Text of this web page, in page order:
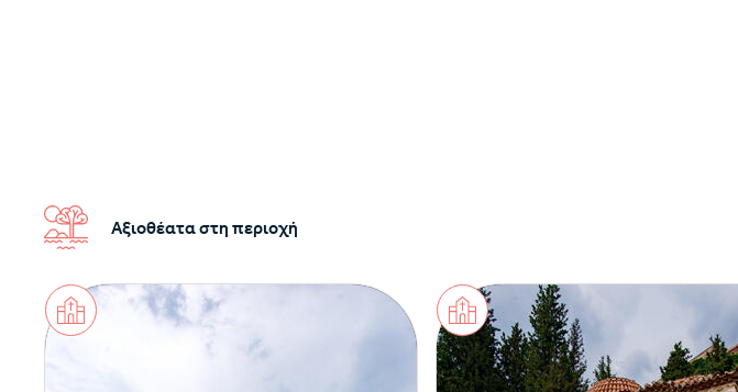
Αξιοθέατα στη περιοχή